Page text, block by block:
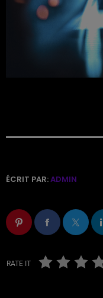
ÉCRIT PAR:ADMIN
RATE IT